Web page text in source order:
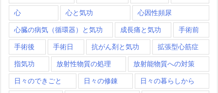
心 心と気功 心因性頻尿
心臓の病気（循環器）と気功 成長痛と気功 手術前
手術後 手術日 抗がん剤と気功 拡張型心筋症
指気功 放射性物質の処理 放射能物質への対策
日々のできごと 日々の修錬 日々の暮らしから